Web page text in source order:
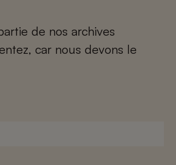
de nos archives
car nous devons le